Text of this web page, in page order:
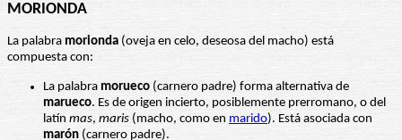
MORIONDA
La palabra morionda (oveja en celo, deseosa del macho) está
compuesta con:
La palabra morueco (carnero padre) forma alternativa de
marueco. Es de origen incierto, posiblemente prerromano, o del
latín mas, maris (macho, como en marido). Está asociada con
marón (carnero padre).